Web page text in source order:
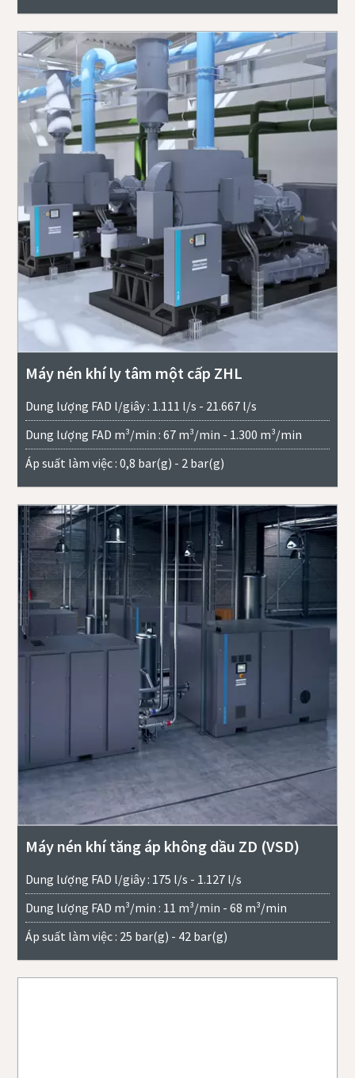
Máy nén khí ly tâm một cấp ZHL
Dung lượng FAD l/giây : 1.111 l/s - 21.667 l/s
Dung lượng FAD m³/min : 67 m³/min - 1.300 m³/min
Áp suất làm việc : 0,8 bar(g) - 2 bar(g)
Máy nén khí tăng áp không dầu ZD (VSD)
Dung lượng FAD l/giây : 175 l/s - 1.127 l/s
Dung lượng FAD m³/min : 11 m³/min - 68 m³/min
Áp suất làm việc : 25 bar(g) - 42 bar(g)